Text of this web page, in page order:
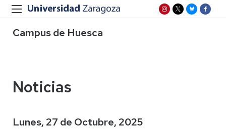
Campus de Huesca
Noticias
Lunes, 27 de Octubre, 2025